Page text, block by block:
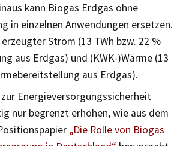
kann Biogas Erdgas ohne
in einzelnen Anwendungen ersetzen.
Strom (13 TWh bzw. 22 %
aus Erdgas) und (KWK-)Wärme (13
aus Erdgas).
Energieversorgungssicherheit
nur begrenzt erhöhen, wie aus dem
„Die Rolle von Biogas